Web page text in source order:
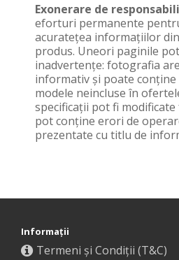
Exonerare de
eforturi permanente
acurateţea informaţiilor
produs. Uneori paginile
inadvertenţe: fotografia
informativ şi poate conţine
modele neincluse în
specificaţii pot fi
pot conţine erori de
prezentate cu titlu de
Informaţii
Termeni și Condiții (T&C)